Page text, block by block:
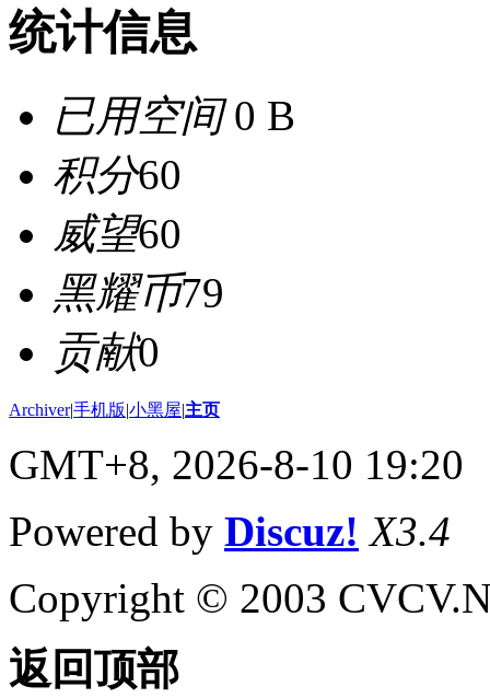
统计信息
已用空间0 B
积分60
威望60
黑耀币79
贡献0
Archiver|手机版|小黑屋|主页
GMT+8, 2026-8-10 19:20
Powered by Discuz! X3.4
Copyright © 2003
返回顶部